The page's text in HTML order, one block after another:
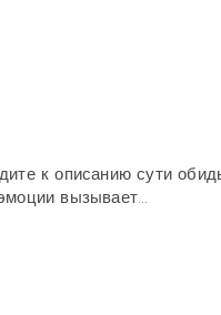
к описанию сути
вызывает...